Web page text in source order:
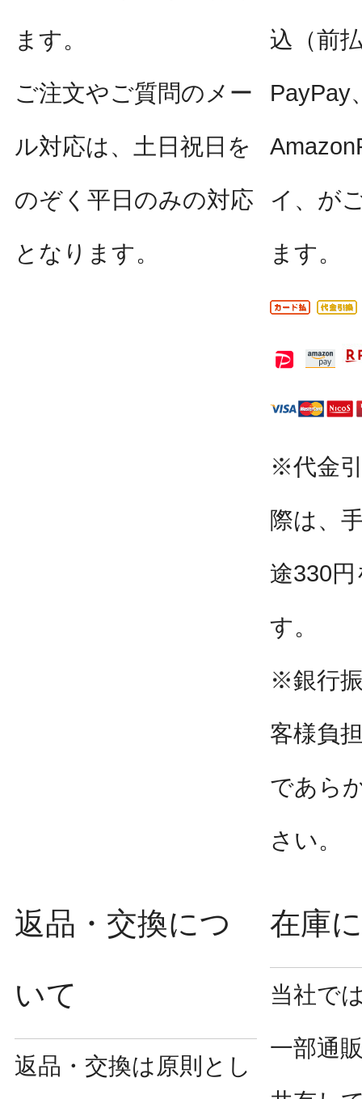
ます。
ご注文やご質問のメー
ル対応は、土日祝日を
のぞく平日のみの対応
となります。
込（前
PayPay
イ、が
ます。
※代金
際は、
途330
す。
※銀行
客様負
であら
さい。
返品・交換につ
いて
返品・交換は原則とし
在庫
当社で
一部通